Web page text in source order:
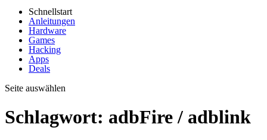
Schnellstart
Anleitungen
Hardware
Games
Hacking
Apps
Deals
Seite auswählen
Schlagwort: adbFire / adblink